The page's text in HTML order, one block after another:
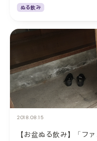
ぬる飲み
2018.08.15
【お盆ぬる飲み】「フ